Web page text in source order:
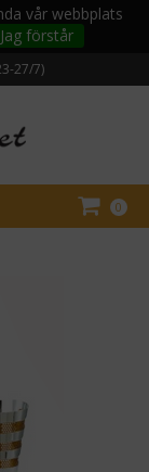
vår webbplats
Jag förstår
27/7)
0